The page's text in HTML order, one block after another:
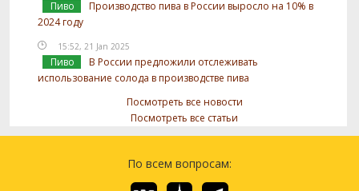
Пиво
Производство пива в России выросло на 10% в
2024 году
15:52, 21 Jan 2025
Пиво
В России предложили отслеживать
использование солода в производстве пива
Посмотреть все новости
Посмотреть все статьи
По всем вопросам: